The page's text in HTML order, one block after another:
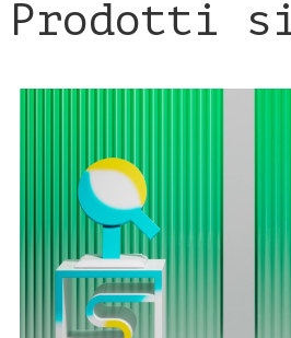
Prodotti